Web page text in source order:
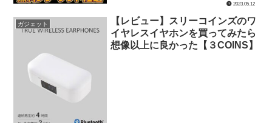
2023.05.12
ガジェット
【レビュー】スリーコインズのワ
イヤレスイヤホンを買ってみたら
想像以上に良かった【３COINS】